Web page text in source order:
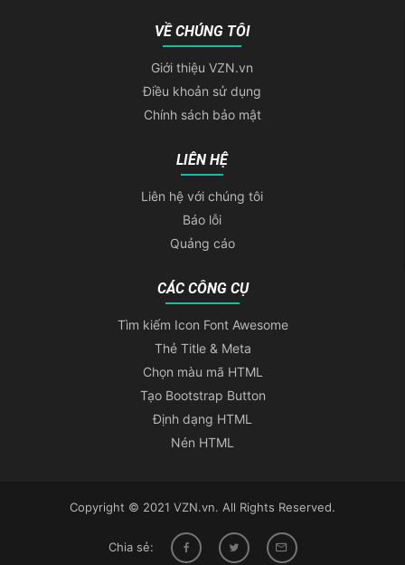
VỀ CHÚNG TÔI
Giới thiệu VZN.vn
Điều khoản sử dụng
Chính sách bảo mật
LIÊN HỆ
Liên hệ với chúng tôi
Báo lỗi
Quảng cáo
CÁC CÔNG CỤ
Tìm kiếm Icon Font Awesome
Thẻ Title & Meta
Chọn màu mã HTML
Tạo Bootstrap Button
Định dạng HTML
Nén HTML
Copyright © 2021 VZN.vn. All Rights Reserved.
Chia sẻ: